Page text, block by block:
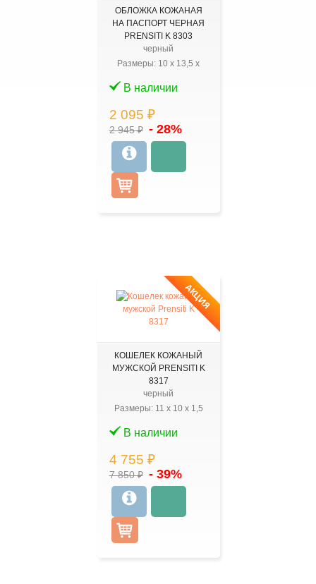
ОБЛОЖКА КОЖАНАЯ
НА ПАСПОРТ ЧЕРНАЯ
PRENSITI K 8303
черный
Размеры: 10x 13,5x
В наличии
2 095 ₽
2 945 ₽ - 28%
АКЦИЯ
КОШЕЛЕК КОЖАНЫЙ
МУЖСКОЙ PRENSITI K
8317
черный
Размеры: 11 x 10 x 1,5
В наличии
4 755 ₽
7 850 ₽ - 39%